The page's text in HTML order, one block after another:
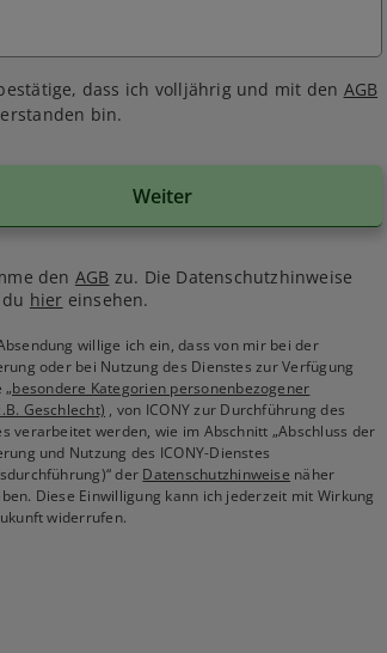
dass ich volljährig und mit den AGB
bin.
Weiter
den AGB zu. Die Datenschutzhinweise
hier einsehen.
willige ich ein, dass von mir bei der
oder bei Nutzung des Dienstes zur Verfügung
„besondere Kategorien personenbezogener
Geschlecht) , von ICONY zur Durchführung des
verarbeitet werden, wie im Abschnitt „Abschluss der
und Nutzung des ICONY-Dienstes
der Datenschutzhinweise näher
Diese Einwilligung kann ich jederzeit mit Wirkung
widerrufen.